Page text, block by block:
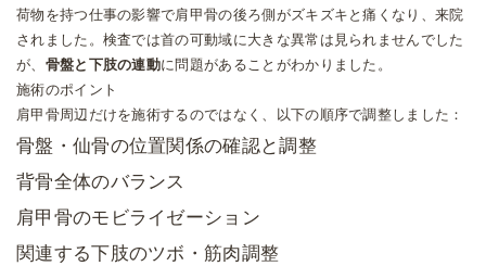
荷物を持つ仕事の影響で肩甲骨の後ろ側がズキズキと痛くなり、来院
されました。検査では首の可動域に大きな異常は見られませんでした
が、 骨盤と下肢の連動に問題があることがわかりました。
施術のポイント
肩甲骨周辺だけを施術するのではなく、以下の順序で調整しました：
骨盤・仙骨の位置関係の確認と調整
背骨全体のバランス
肩甲骨のモビライゼーション
関連する下肢のツボ・筋肉調整